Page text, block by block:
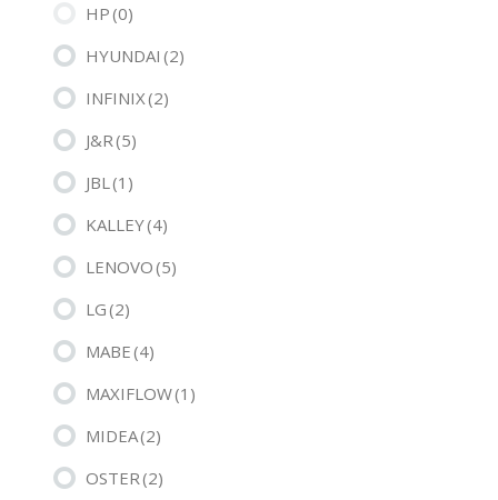
HP(0)
HYUNDAI (2)
INFINIX(2)
J&R(5)
JBL (1)
KALLEY(4)
LENOVO(5)
LG(2)
MABE(4)
MAXIFLOW(1)
MIDEA(2)
OSTER(2)